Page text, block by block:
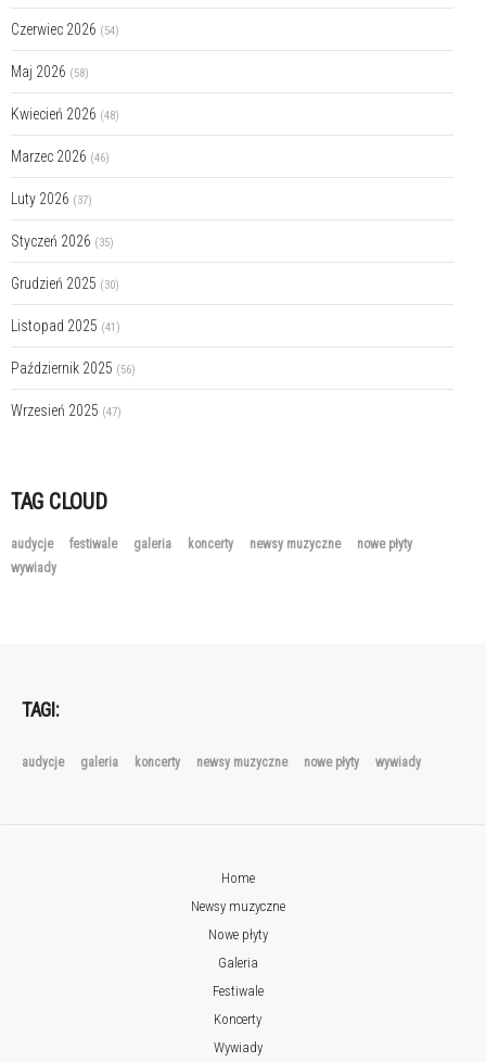
Czerwiec 2026 (54)
Maj 2026 (58)
Kwiecień 2026 (48)
Marzec 2026 (46)
Luty 2026 (37)
Styczeń 2026 (35)
Grudzień 2025 (30)
Listopad 2025 (41)
Październik 2025 (56)
Wrzesień 2025 (47)
TAG CLOUD
audycje festiwale galeria koncerty newsy muzyczne
nowe płyty
wywiady
TAGI:
audycje galeria koncerty newsy muzyczne nowe płyty wywiady
Home
Newsy muzyczne
Nowe płyty
Galeria
Festiwale
Koncerty
Wywiady